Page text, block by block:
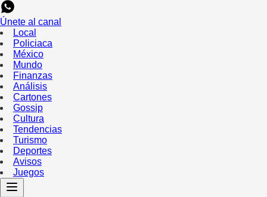
Únete al canal
Local
Policiaca
México
Mundo
Finanzas
Análisis
Cartones
Gossip
Cultura
Tendencias
Turismo
Deportes
Avisos
Juegos